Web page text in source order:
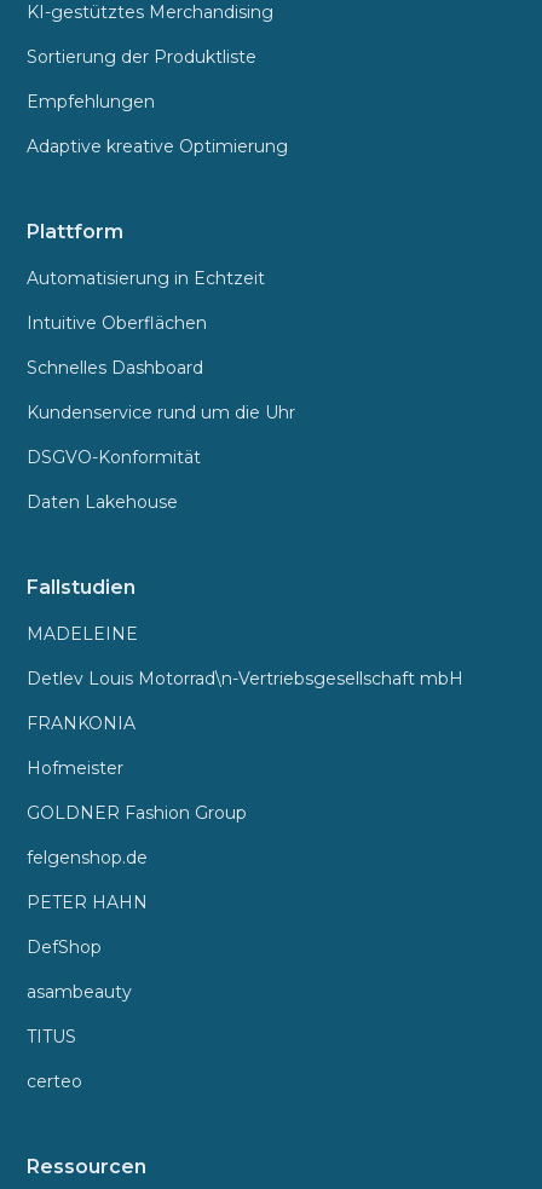
KI-gestütztes Merchandising
Sortierung der Produktliste
Empfehlungen
Adaptive kreative Optimierung
Plattform
Automatisierung in Echtzeit
Intuitive Oberflächen
Schnelles Dashboard
Kundenservice rund um die Uhr
DSGVO-Konformität
Daten Lakehouse
Fallstudien
MADELEINE
Detlev Louis Motorrad\n-Vertriebsgesellschaft mbH
FRANKONIA
Hofmeister
GOLDNER Fashion Group
felgenshop.de
PETER HAHN
DefShop
asambeauty
TITUS
certeo
Ressourcen